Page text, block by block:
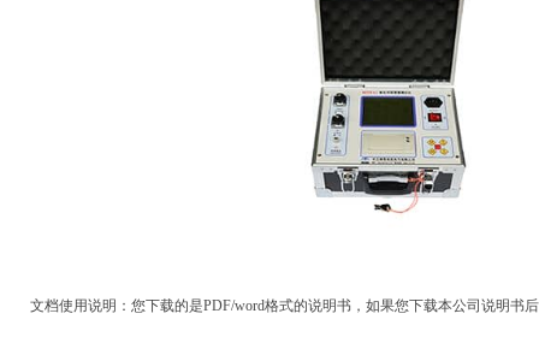
文档使用说明：您下载的是PDF/word格式的说明书，如果您下载本公司说明书